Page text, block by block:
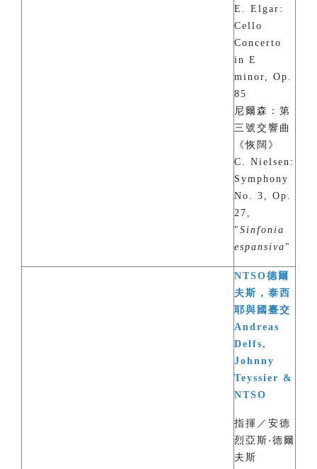
E. Elgar:
Cello
Concerto
in E
minor, Op.
85
尼爾森：第
三號交響曲
《恢闊》
C. Nielsen:
Symphony
No. 3, Op.
27,
" Sinfonia
espansiva "
NTSO德爾
夫斯，泰西
耶與國臺交
Andreas
Delfs,
Johnny
Teyssier &
NTSO
指揮／安德
烈亞斯‧德爾
夫斯